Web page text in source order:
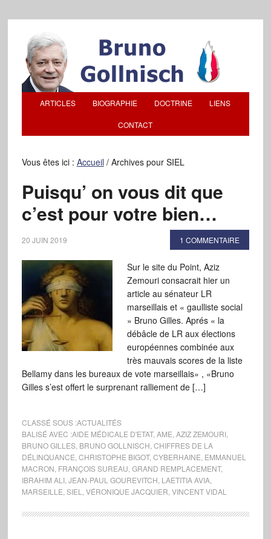
ARTICLES BIOGRAPHIE DOCTRINE LIENS
CONTACT
Vous êtes ici : Accueil /Archives pour SIEL
Puisqu’ on vous dit que
c’est pour votre bien…
20 JUIN 2019 1 COMMENTAIRE
Sur le site du Point, Aziz
Zemouri consacrait hier un
article au sénateur LR
marseillais et « gaulliste social
» Bruno Gilles. Aprés « la
débâcle de LR aux élections
européennes combinée aux
très mauvais scores de la liste
Bellamy dans les bureaux de vote marseillais» , «Bruno
Gilles s’est offert le surprenant ralliement de […]
CLASSÉ SOUS :ACTUALITÉS
BALISÉ AVEC :AIDE MÉDICALE D'ETAT, AME AZIZ ZEMOURI,
BRUNO GILLES, BRUNO GOLLNISCH CHIFFRES DE LA
DÉLINQUANCE CHRISTOPHE BIGOT, CYBERHAINE EMMANUEL
MACRON FRANÇOIS SUREAU GRAND REMPLACEMENT,
IBRAHIM ALI, JEAN-PAUL GOUREVITCH LAETITIA AVIA,
MARSEILLE SIEL VÉRONIQUE JACQUIER VINCENT VIDAL